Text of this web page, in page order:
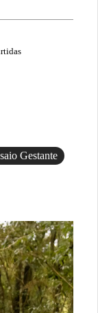
Gestante